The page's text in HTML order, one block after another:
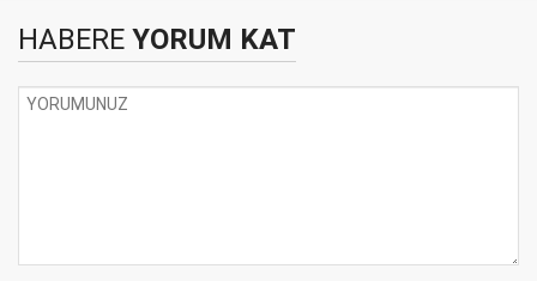
HABERE YORUM KAT